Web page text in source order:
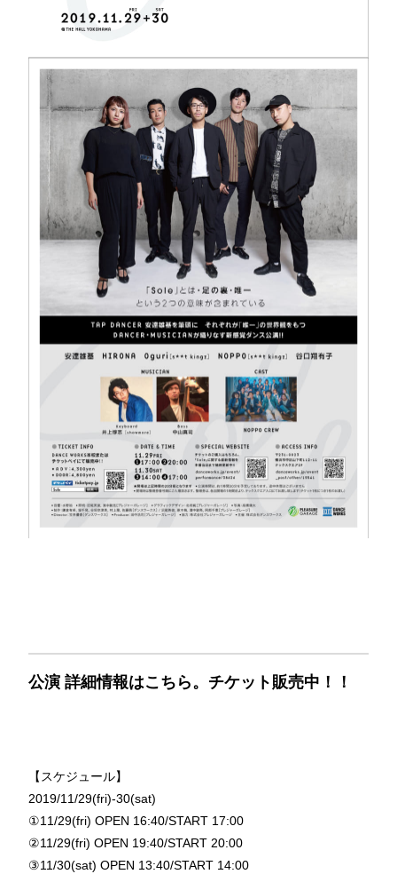
公演 詳細情報はこちら。チケット販売中！！
【スケジュール】
2019/11/29(fri)-30(sat)
①11/29(fri) OPEN 16:40/START 17:00
②11/29(fri) OPEN 19:40/START 20:00
③11/30(sat) OPEN 13:40/START 14:00